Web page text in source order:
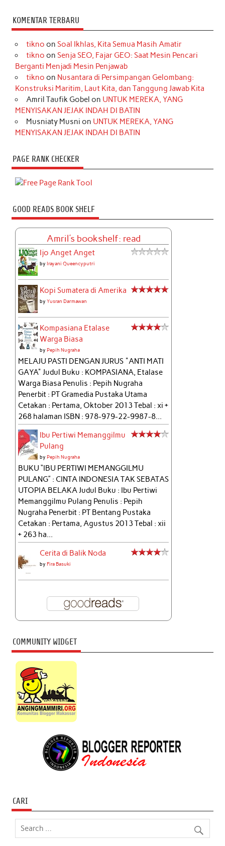
KOMENTAR TERBARU
tikno on Soal Ikhlas, Kita Semua Masih Amatir
tikno on Senja SEO, Fajar GEO: Saat Mesin Pencari
Berganti Menjadi Mesin Penjawab
tikno on Nusantara di Persimpangan Gelombang:
Konstruksi Maritim, Laut Kita, dan Tanggung Jawab Kita
Amril Taufik Gobel on UNTUK MEREKA, YANG
MENYISAKAN JEJAK INDAH DI BATIN
Musniaty Musni on UNTUK MEREKA, YANG
MENYISAKAN JEJAK INDAH DI BATIN
PAGE RANK CHECKER
GOOD READS BOOK SHELF
Amril's bookshelf: read
Ijo Anget Anget
byIrayani Queencyputri
Kopi Sumatera di Amerika
byYusran Darmawan
Kompasiana Etalase
Warga Biasa
byPepih Nugraha
MELAJU PASTI DENGAN JURUS "ANTI MATI
GAYA" Judul Buku : KOMPASIANA, Etalase
Warga Biasa Penulis : Pepih Nugraha
Penerbit : PT Gramedia Pustaka Utama
Cetakan : Pertama, Oktober 2013 Tebal : xi +
268 halaman ISBN : 978-979-22-9987-8...
Ibu Pertiwi Memanggilmu
Pulang
byPepih Nugraha
BUKU “IBU PERTIWI MEMANGGILMU
PULANG” : CINTA INDONESIA TAK SEBATAS
UTOPIA BELAKA Judul Buku : Ibu Pertiwi
Memanggilmu Pulang Penulis : Pepih
Nugraha Penerbit : PT Bentang Pustaka
Cetakan : Pertama, Agustus 2013 Tebal : xii
+ 263 ha...
Cerita di Balik Noda
byFira Basuki
COMMUNITY WIDGET
CARI